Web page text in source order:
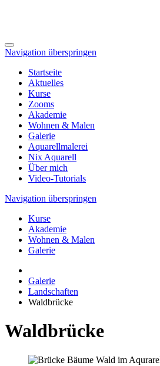
Navigation überspringen
Startseite
Aktuelles
Kurse
Zooms
Akademie
Wohnen & Malen
Galerie
Aquarellmalerei
Nix Aquarell
Über mich
Video-Tutorials
Navigation überspringen
Kurse
Akademie
Wohnen & Malen
Galerie
Galerie
Landschaften
Waldbrücke
Waldbrücke